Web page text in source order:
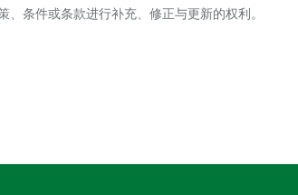
条件或条款进行补充、修正与更新的权利。